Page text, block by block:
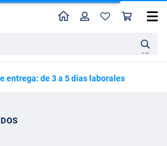
en
Perfil
entrega: de 3 a 5 días laborales